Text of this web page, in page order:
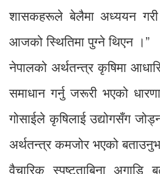
शासकहरूले बेलैमा अध्ययन गरी
आजको स्थितिमा पुग्ने थिएन ।”
नेपालको अर्थतन्त्र कृषिमा
समाधान गर्नु जरूरी भएको
गोसाईले कृषिलाई उद्योगसँग
अर्थतन्त्र कमजोर भएको
वैचारिक स्पष्टताबिना अगाडि